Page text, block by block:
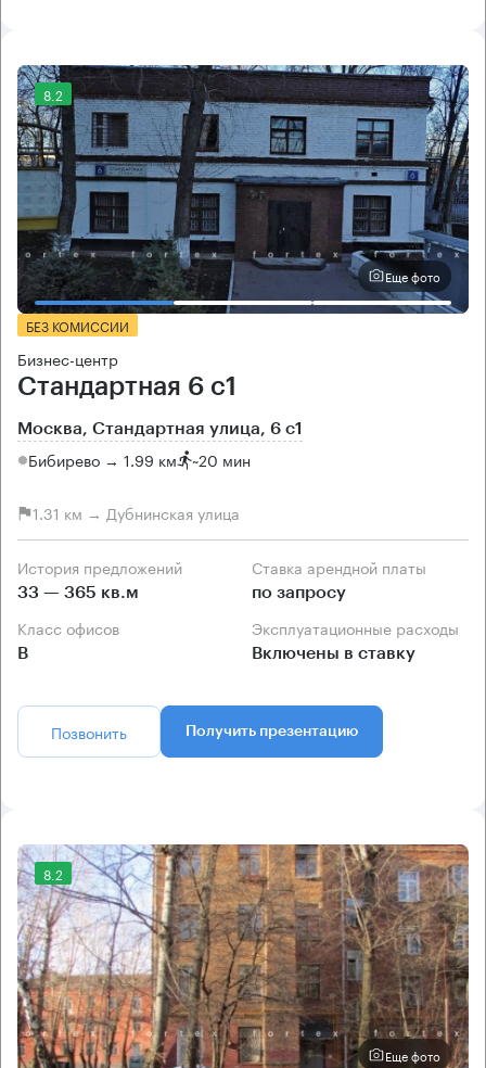
8.2
Еще фото
БЕЗ КОМИССИИ
Бизнес-центр
Стандартная 6 с1
Москва, Стандартная улица, 6 с1
Бибирево → 1.99 км ~20 мин
1.31 км → Дубнинская улица
История предложений
33 — 365 кв.м
Ставка арендной платы
по запросу
Класс офисов
B
Эксплуатационные расходы
Включены в ставку
Позвонить Получить презентацию
8.2
Еще фото